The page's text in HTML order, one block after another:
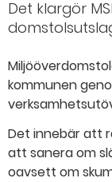
Det klargör
kommunen
Det innebär att
att sanera om
oavsett om